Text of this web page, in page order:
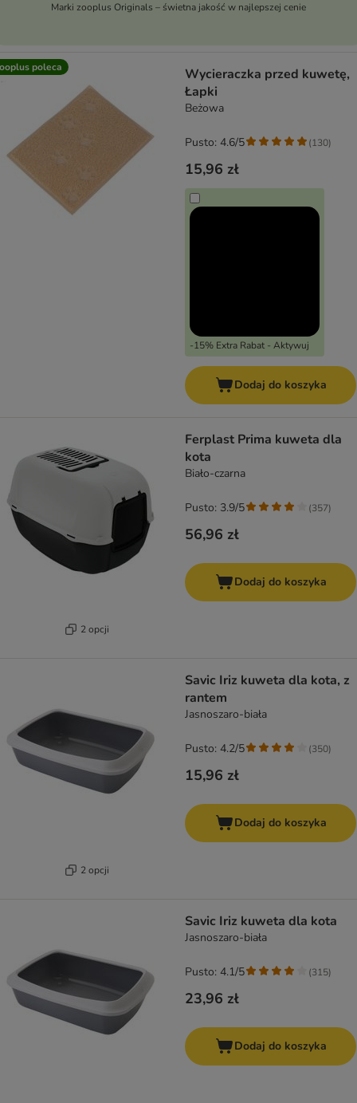
Marki zooplus Originals – świetna jakość w najlepszej cenie
poleca
Wycieraczka przed kuwetę,
Łapki
Beżowa
15,96 zł
-15% Extra Rabat - Aktywuj
Pusto: 4.6/5 (130)
Dodaj do koszyka
2 opcji
Ferplast Prima kuweta dla
kota
Biało-czarna
56,96 zł
Pusto: 3.9/5 (357)
Dodaj do koszyka
2 opcji
Savic Iriz kuweta dla kota, z
rantem
Jasnoszaro-biała
15,96 zł
Pusto: 4.2/5 (350)
Dodaj do koszyka
Savic Iriz kuweta dla kota
Jasnoszaro-biała
23,96 zł
Pusto: 4.1/5 (315)
Dodaj do koszyka